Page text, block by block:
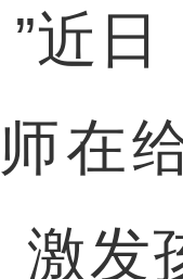
近
在
发